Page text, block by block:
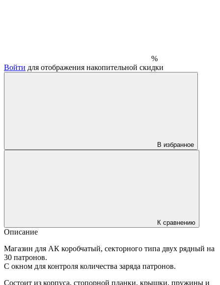
%
Войти для отображения накопительной скидки
В избранное
К сравнению
Описание
Магазин для АК коробчатый, секторного типа двух рядный на
30 патронов.
С окном для контроля количества заряда патронов.
Состоит из корпуса, стопорной планки, крышки, пружины и